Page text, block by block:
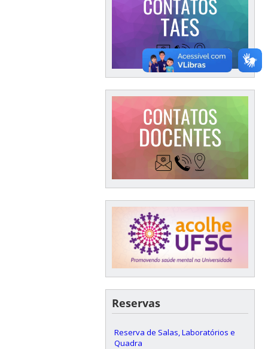
Reservas
Reserva de Salas, Laboratórios e
Quadra